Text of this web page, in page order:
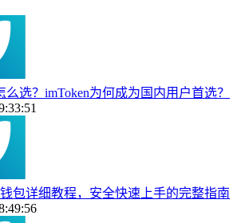
么选？imToken为何成为国内用户首选？
包详细教程，安全快速上手的完整指南